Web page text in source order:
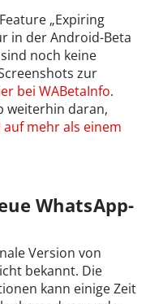
„Expiring
in der Android-Beta
noch keine
zur
bei WABetaInfo.
weiterhin daran,
auf mehr als einem
WhatsApp-
Version von
bekannt. Die
kann einige Zeit